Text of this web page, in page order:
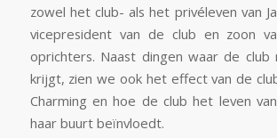
zowel het club- als het privéleven van
vicepresident van de club en zoon
oprichters. Naast dingen waar de club
krijgt, zien we ook het effect van de
Charming en hoe de club het leven
haar buurt beïnvloedt.